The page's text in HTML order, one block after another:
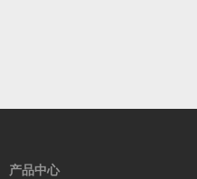
产品中心